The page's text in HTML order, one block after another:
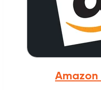
Amazon